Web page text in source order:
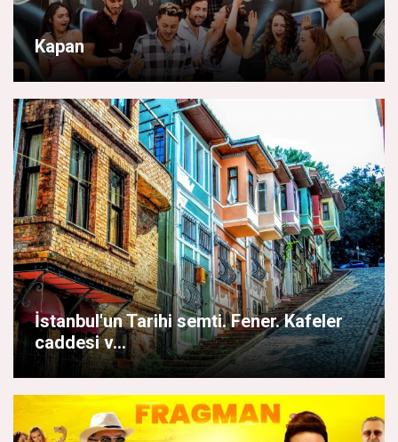
Kapan
İstanbul'un Tarihi semti. Fener. Kafeler
caddesi v...